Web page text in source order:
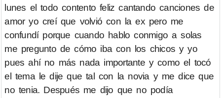
lunes el todo contento feliz cantando canciones de
amor yo creí que volvió con la ex pero me
confundí porque cuando hablo conmigo a solas
me pregunto de cómo iba con los chicos y yo
pues ahí no más nada importante y como el tocó
el tema le dije que tal con la novia y me dice que
no tenia. Después me dijo que no podía